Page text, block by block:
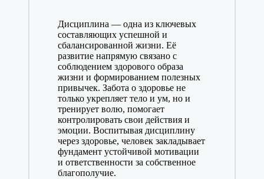
Дисциплина — одна из ключевых
составляющих успешной и
сбалансированной жизни. Её
развитие напрямую связано с
соблюдением здорового образа
жизни и формированием полезных
привычек. Забота о здоровье не
только укрепляет тело и ум, но и
тренирует волю, помогает
контролировать свои действия и
эмоции. Воспитывая дисциплину
через здоровье, человек закладывает
фундамент устойчивой мотивации
и ответственности за собственное
благополучие.